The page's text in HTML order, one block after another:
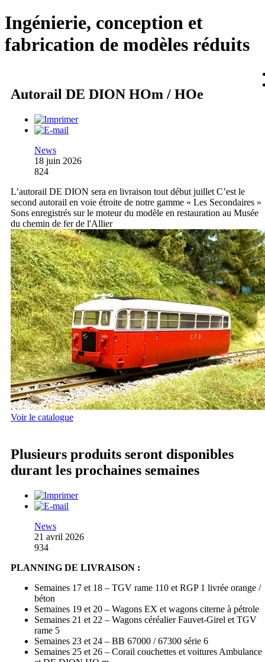
Ingénierie, conception et
fabrication de modèles réduits
Autorail DE DION HOm / HOe
News
18 juin 2026
824
L’autorail DE DION sera en livraison tout début juillet C’est le
second autorail en voie étroite de notre gamme « Les Secondaires »
Sons enregistrés sur le moteur du modèle en restauration au Musée
du chemin de fer de l'Allier
Voir le catalogue
Plusieurs produits seront disponibles
durant les prochaines semaines
News
21 avril 2026
934
PLANNING DE LIVRAISON :
Semaines 17 et 18 – TGV rame 110 et RGP 1 livrée orange /
béton
Semaines 19 et 20 – Wagons EX et wagons citerne à pétrole
Semaines 21 et 22 – Wagons céréalier Fauvet-Girel et TGV
rame 5
Semaines 23 et 24 – BB 67000 / 67300 série 6
Semaines 25 et 26 – Corail couchettes et voitures Ambulance